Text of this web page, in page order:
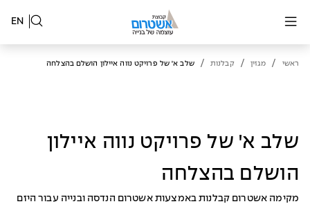
EN
ראשי / מגזין / קבלנות / שלב א' של פרויקט נווה איילון הושלם בהצלחה
שלב א' של פרויקט נווה איילון
הושלם בהצלחה
מקימה אשטרום קבלנות באמצעות אשטרום הנדסה ובנייה עבור היזם